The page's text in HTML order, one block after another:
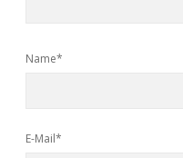
Name*
E-Mail*